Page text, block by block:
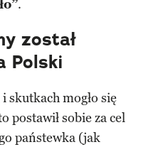
.
został
Polski
skutkach mogło się
postawił sobie za cel
państewka (jak